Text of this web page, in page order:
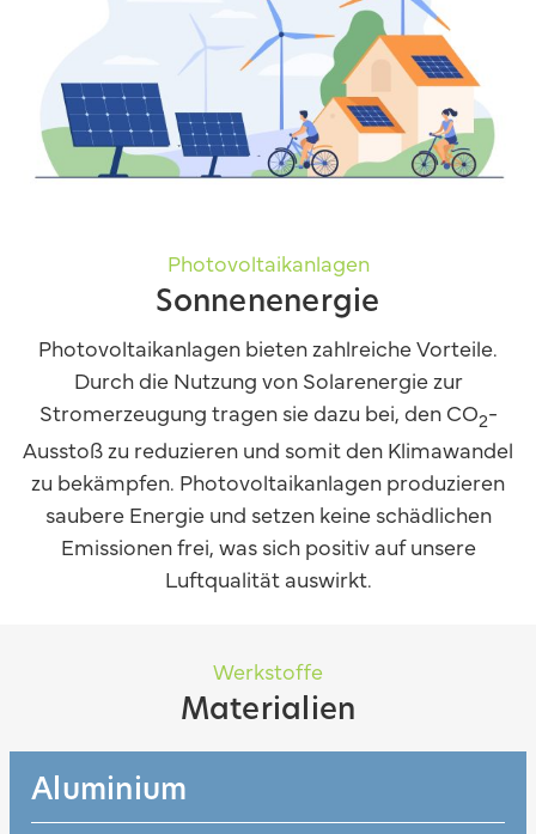
Photovoltaikanlagen
Sonnenenergie
Photovoltaikanlagen bieten zahlreiche Vorteile.
Durch die Nutzung von Solarenergie zur
Stromerzeugung tragen sie dazu bei, den CO2-
Ausstoß zu reduzieren und somit den Klimawandel
zu bekämpfen. Photovoltaikanlagen produzieren
saubere Energie und setzen keine schädlichen
Emissionen frei, was sich positiv auf unsere
Luftqualität auswirkt.
Werkstoffe
Materialien
Aluminium